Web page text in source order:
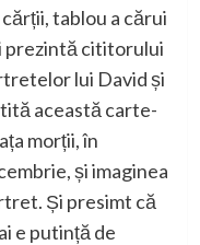
tablou a cărui
prezintă cititorului
lui David și
această carte-
morții, în
și imaginea
Și presimt că
e putință de